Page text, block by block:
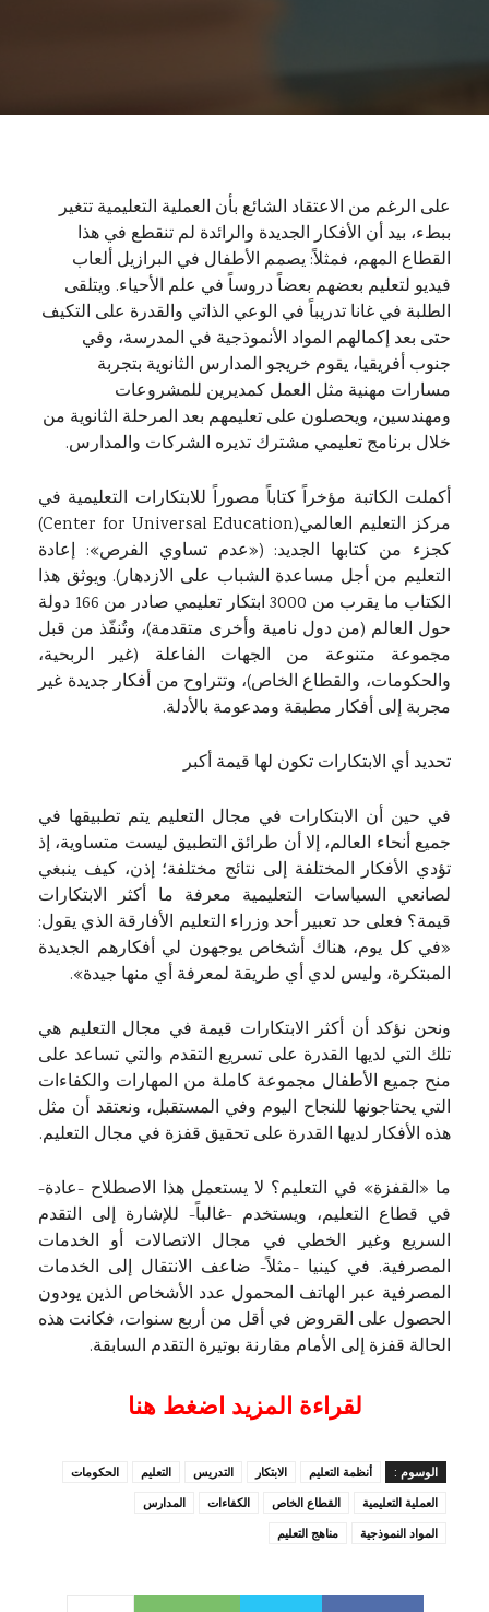
على الرغم من الاعتقاد الشائع بأن العملية التعليمية تتغير
ببطء، بيد أن الأفكار الجديدة والرائدة لم تنقطع في هذا
القطاع المهم، فمثلاً: يصمم الأطفال في البرازيل ألعاب
فيديو لتعليم بعضهم بعضاً دروساً في علم الأحياء. ويتلقى
الطلبة في غانا تدريباً في الوعي الذاتي والقدرة على التكيف
حتى بعد إكمالهم المواد الأنموذجية في المدرسة، وفي
جنوب أفريقيا، يقوم خريجو المدارس الثانوية بتجربة
مسارات مهنية مثل العمل كمديرين للمشروعات
ومهندسين، ويحصلون على تعليمهم بعد المرحلة الثانوية من
خلال برنامج تعليمي مشترك تديره الشركات والمدارس.
أكملت الكاتبة مؤخراً كتاباً مصوراً للابتكارات التعليمية في
مركز التعليم العالمي(Center for Universal Education)
كجزء من كتابها الجديد: («عدم تساوي الفرص»: إعادة
التعليم من أجل مساعدة الشباب على الازدهار). ويوثق هذا
الكتاب ما يقرب من 3000 ابتكار تعليمي صادر من 166 دولة
حول العالم (من دول نامية وأخرى متقدمة)، وتُنفّذ من قبل
مجموعة متنوعة من الجهات الفاعلة (غير الربحية،
والحكومات، والقطاع الخاص)، وتتراوح من أفكار جديدة غير
مجربة إلى أفكار مطبقة ومدعومة بالأدلة.
تحديد أي الابتكارات تكون لها قيمة أكبر
في حين أن الابتكارات في مجال التعليم يتم تطبيقها في
جميع أنحاء العالم، إلا أن طرائق التطبيق ليست متساوية، إذ
تؤدي الأفكار المختلفة إلى نتائج مختلفة؛ إذن، كيف ينبغي
لصانعي السياسات التعليمية معرفة ما أكثر الابتكارات
قيمة؟ فعلى حد تعبير أحد وزراء التعليم الأفارقة الذي يقول:
«في كل يوم، هناك أشخاص يوجهون لي أفكارهم الجديدة
المبتكرة، وليس لدي أي طريقة لمعرفة أي منها جيدة».
ونحن نؤكد أن أكثر الابتكارات قيمة في مجال التعليم هي
تلك التي لديها القدرة على تسريع التقدم والتي تساعد على
منح جميع الأطفال مجموعة كاملة من المهارات والكفاءات
التي يحتاجونها للنجاح اليوم وفي المستقبل، ونعتقد أن مثل
هذه الأفكار لديها القدرة على تحقيق قفزة في مجال التعليم.
ما «القفزة» في التعليم؟ لا يستعمل هذا الاصطلاح -عادة-
في قطاع التعليم، ويستخدم -غالباً- للإشارة إلى التقدم
السريع وغير الخطي في مجال الاتصالات أو الخدمات
المصرفية. في كينيا -مثلاً- ضاعف الانتقال إلى الخدمات
المصرفية عبر الهاتف المحمول عدد الأشخاص الذين يودون
الحصول على القروض في أقل من أربع سنوات، فكانت هذه
الحالة قفزة إلى الأمام مقارنة بوتيرة التقدم السابقة.
لقراءة المزيد اضغط هنا
الوسوم : أنظمة التعليم الابتكار التدريس التعليم
الحكومات
العملية التعليمية
القطاع الخاص الكفاءات
المدارس
المواد النموذجية
مناهج التعليم